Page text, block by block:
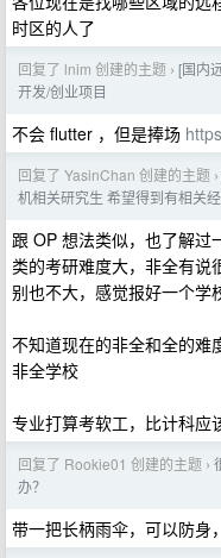
时区的人了
回复了 lnim 创建的主题 › [国内
开发/创业项目
不会 flutter ，但是捧场
回复了 YasinChan 创建的主题 ›
机相关研究生 希望得到有相关
跟 OP 想法类似，也了解过
类的考研难度大，非全有说
别也不大，感觉报好一个学
不知道现在的非全和全的难
非全学校
专业打算考软工，比计科应
回复了 Rookie01 创建的主题 ›
办？
带一把长柄雨伞，可以防身